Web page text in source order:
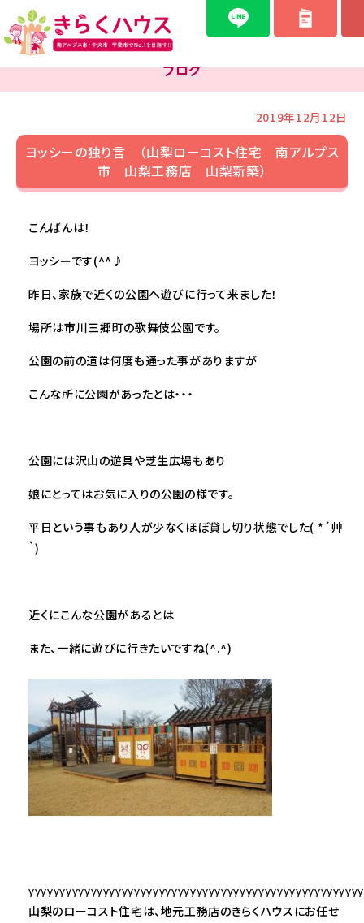
ブログ
2019年12月12日
ヨッシーの独り言 （山梨ローコスト住宅 南アルプス
市 山梨工務店 山梨新築）
こんばんは！
ヨッシーです(^^♪
昨日、家族で近くの公園へ遊びに行って来ました！
場所は市川三郷町の歌舞伎公園です。
公園の前の道は何度も通った事がありますが
こんな所に公園があったとは・・・
公園には沢山の遊具や芝生広場もあり
娘にとってはお気に入りの公園の様です。
平日という事もあり人が少なくほぼ貸し切り状態でした( *´艸
｀)
近くにこんな公園があるとは
また、一緒に遊びに行きたいですね(^.^)
山梨のローコスト住宅は、地元工務店のきらくハウスにお任せ